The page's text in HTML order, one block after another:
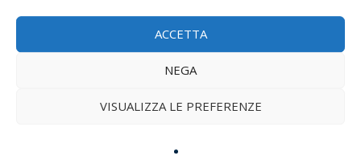
ACCETTA
NEGA
VISUALIZZA LE PREFERENZE
ancora sanno guardarsi negli occhi.”
Due Paesi fratelli, la stessa lingua della sabbia, la
È la parabola di un’Africa che cerca libertà e trova